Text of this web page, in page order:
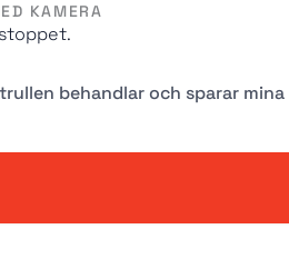
KAMERA
behandlar och sparar mina